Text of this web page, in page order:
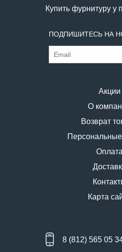
Купить фурнитуру у
ПОДПИШИТЕСЬ НА
Акции
О
Возврат
Оплата
Карта
8 (812) 565 05